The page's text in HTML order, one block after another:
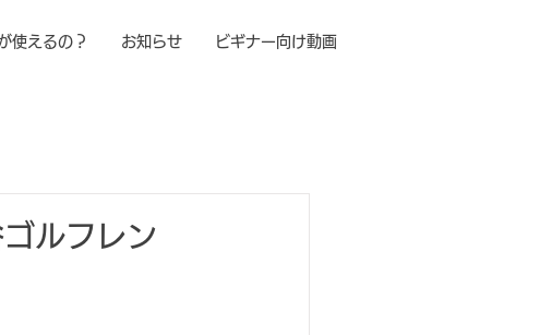
使えるの？ お知らせ ビギナー向け動画
ルフレン